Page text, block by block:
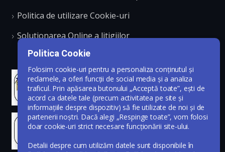
Politica de utilizare Cookie-uri
Solutionarea Online a litigiilor
Politica Cookie
Folosim cookie-uri pentru a personaliza conținutul și
reclamele, a oferi funcții de social media și a analiza
traficul. Prin apăsarea butonului „Acceptă toate”, ești de
acord ca datele tale (precum activitatea pe site și
informațiile despre dispozitiv) să fie utilizate de noi și de
partenerii noștri. Dacă alegi „Respinge toate”, vom folosi
doar cookie-uri strict necesare funcționării site-ului.
Detalii despre cum utilizăm datele sunt disponibile în